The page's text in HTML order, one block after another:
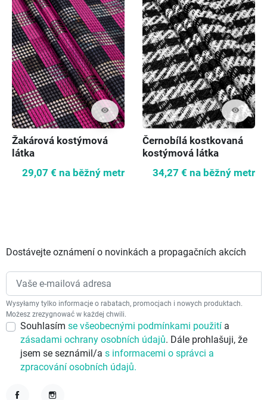
visibility
Žakárová kostýmová
látka
29,07 € na běžný metr
visibility
Černobílá kostkovaná
kostýmová látka
34,27 € na běžný metr
Dostávejte oznámení o novinkách a propagačních akcích
Wysyłamy tylko informacje o rabatach, promocjach i nowych produktach.
Możesz zrezygnować w każdej chwili.
Souhlasím se všeobecnými podmínkami použití a
zásadami ochrany osobních údajů. Dále prohlašuji, že
jsem se seznámil/a s informacemi o správci a
zpracování osobních údajů.